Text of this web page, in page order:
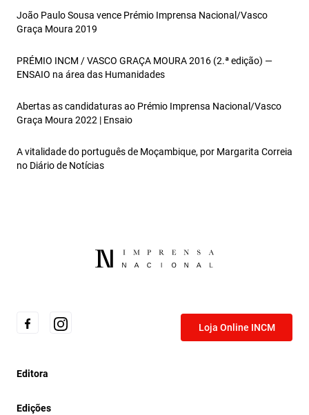
João Paulo Sousa vence Prémio Imprensa Nacional/Vasco
Graça Moura 2019
PRÉMIO INCM / VASCO GRAÇA MOURA 2016 (2.ª edição) —
ENSAIO na área das Humanidades
Abertas as candidaturas ao Prémio Imprensa Nacional/Vasco
Graça Moura 2022 | Ensaio
A vitalidade do português de Moçambique, por Margarita Correia
no Diário de Notícias
Loja Online INCM
Editora
Edições